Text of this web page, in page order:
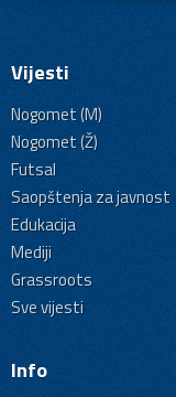
Vijesti
Nogomet (M)
Nogomet (Ž)
Futsal
Saopštenja za javnost
Edukacija
Mediji
Grassroots
Sve vijesti
Info